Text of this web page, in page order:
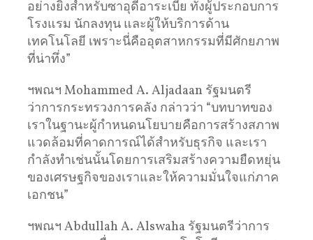
อย่างยิ่งสำหรับซาอุดีอาระเบีย ทั้งผู้ประกอบการ
โรงแรม นักลงทุน และผู้ให้บริการด้าน
เทคโนโลยี เพราะนี่คืออุตสาหกรรมที่มีศักยภาพ
ที่น่าทึ่ง”
ฯพณฯ Mohammed A. Aljadaan รัฐมนตรี
ว่าการกระทรวงการคลัง กล่าวว่า “บทบาทของ
เราในฐานะผู้กำหนดนโยบายคือการสร้างสภาพ
แวดล้อมที่คาดการณ์ได้สำหรับธุรกิจ และเรา
กำลังทำเช่นนั้นโดยการเสริมสร้างความยืดหยุ่น
ของเศรษฐกิจของเราและให้ความมั่นใจแก่ภาค
เอกชน”
ฯพณฯ Abdullah A. Alswaha รัฐมนตรีว่าการ